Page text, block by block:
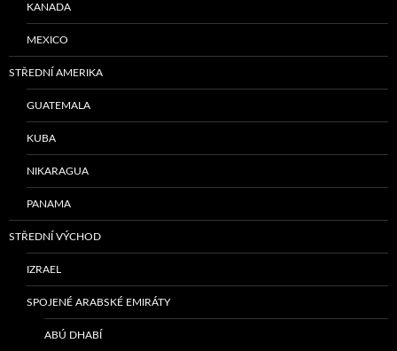
KANADA
MEXICO
STŘEDNÍ AMERIKA
GUATEMALA
KUBA
NIKARAGUA
PANAMA
STŘEDNÍ VÝCHOD
IZRAEL
SPOJENÉ ARABSKÉ EMIRÁTY
ABÚ DHABÍ